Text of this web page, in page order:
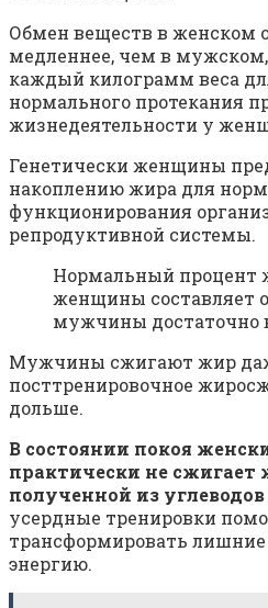
Обмен веществ в женском
медленнее, чем в мужском,
каждый килограмм веса
нормального протекания
жизнедеятельности у
Генетически женщины
накоплению жира для
функционирования
репродуктивной системы.
Нормальный процент
женщины составляет
мужчины достаточно
Мужчины сжигают жир
посттренировочное
дольше.
В состоянии покоя
практически не сжигает
полученной из
усердные тренировки
трансформировать
энергию.